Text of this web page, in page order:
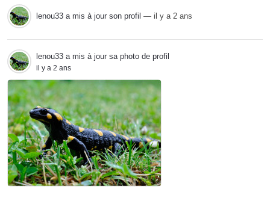
lenou33 a mis à jour son profil — il y a 2 ans
lenou33 a mis à jour sa photo de profil
il y a 2 ans